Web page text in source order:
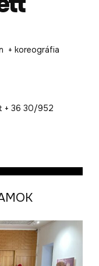
+ koreográfia
+ 36 30/952